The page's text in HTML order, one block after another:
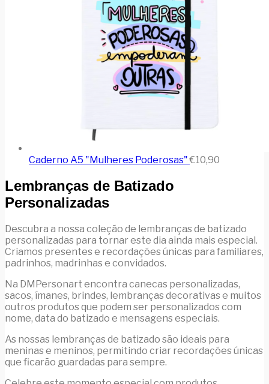
Caderno A5 "Mulheres Poderosas" €10,90
Lembranças de Batizado
Personalizadas
Descubra a nossa coleção de lembranças de batizado
personalizadas para tornar este dia ainda mais especial.
Criamos presentes e recordações únicas para familiares,
padrinhos, madrinhas e convidados.
Na DMPersonart encontra canecas personalizadas,
sacos, ímanes, brindes, lembranças decorativas e muitos
outros produtos que podem ser personalizados com
nome, data do batizado e mensagens especiais.
As nossas lembranças de batizado são ideais para
meninas e meninos, permitindo criar recordações únicas
que ficarão guardadas para sempre.